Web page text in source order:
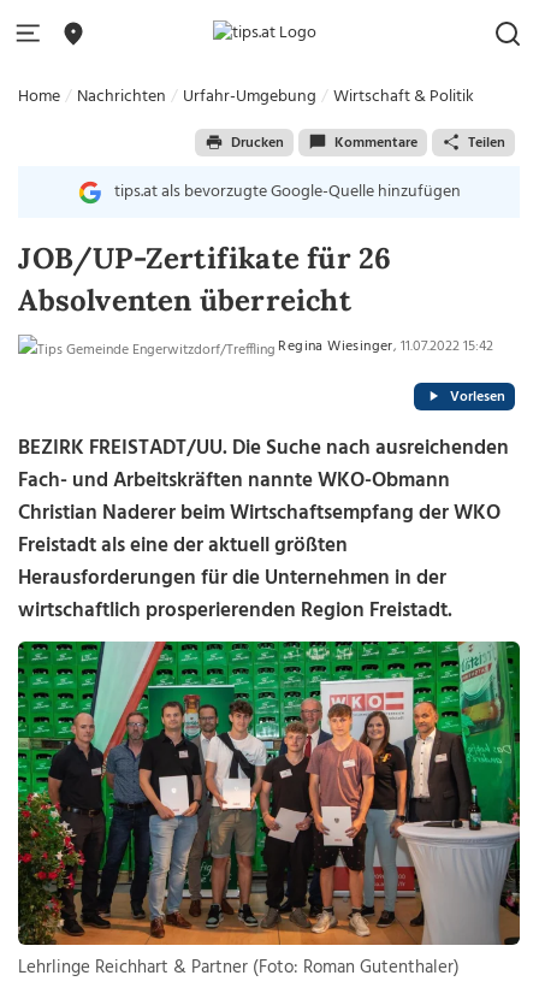
Home Nachrichten Urfahr-Umgebung Wirtschaft & Politik
Drucken Kommentare Teilen
tips.at als bevorzugte Google-Quelle hinzufügen
JOB/UP-Zertifikate für 26
Absolventen überreicht
Regina Wiesinger, 11.07.2022 15:42
Vorlesen
BEZIRK FREISTADT/UU. Die Suche nach ausreichenden
Fach- und Arbeitskräften nannte WKO-Obmann
Christian Naderer beim Wirtschaftsempfang der WKO
Freistadt als eine der aktuell größten
Herausforderungen für die Unternehmen in der
wirtschaftlich prosperierenden Region Freistadt.
Lehrlinge Reichhart & Partner (Foto: Roman Gutenthaler)